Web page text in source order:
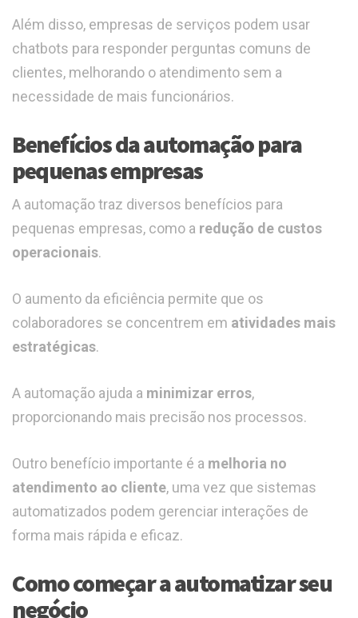
Além disso, empresas de serviços podem usar
chatbots para responder perguntas comuns de
clientes, melhorando o atendimento sem a
necessidade de mais funcionários.
Benefícios da automação para
pequenas empresas
A automação traz diversos benefícios para
pequenas empresas, como a redução de custos
operacionais.
O aumento da eficiência permite que os
colaboradores se concentrem em atividades mais
estratégicas.
A automação ajuda a minimizar erros,
proporcionando mais precisão nos processos.
Outro benefício importante é a melhoria no
atendimento ao cliente, uma vez que sistemas
automatizados podem gerenciar interações de
forma mais rápida e eficaz.
Como começar a automatizar seu
negócio